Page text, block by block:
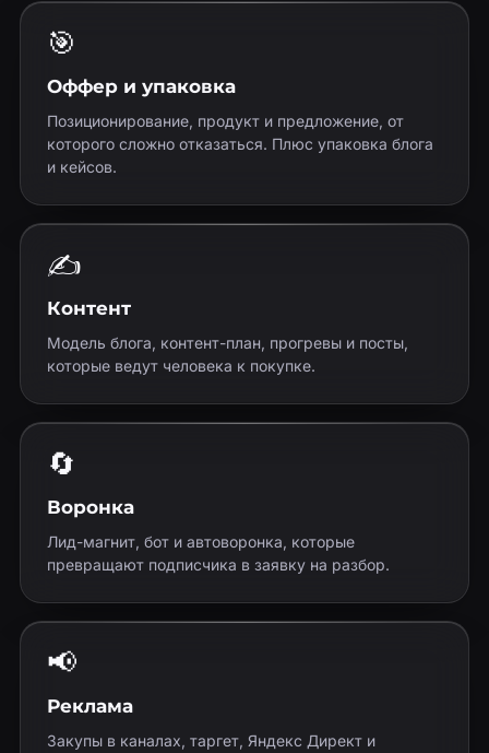
🎯
Оффер и упаковка
Позиционирование, продукт и предложение, от
которого сложно отказаться. Плюс упаковка блога
и кейсов.
✍️
Контент
Модель блога, контент-план, прогревы и посты,
которые ведут человека к покупке.
🔄
Воронка
Лид-магнит, бот и автоворонка, которые
превращают подписчика в заявку на разбор.
📢
Реклама
Закупы в каналах, таргет, Яндекс Директ и